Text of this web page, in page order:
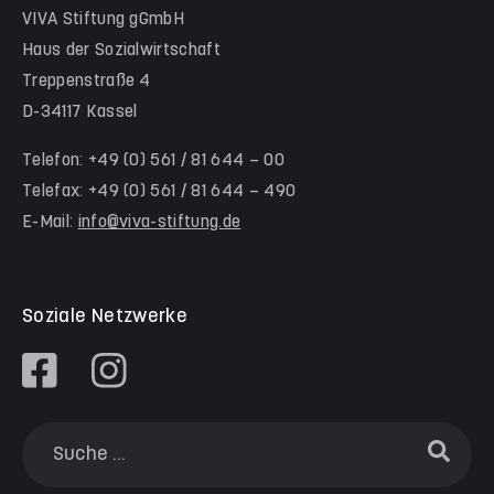
Team Werra-Meißner-Kreis
Waldorfkindergarten Goetheanlage
Familienzentren
Familienzentrum Nordstadt
Familienzentrum Himmelsstürmer
Präventionsangebote an Kitas und Schulen
VIVA Stiftung gGmbH
Haus der Sozialwirtschaft
Treppenstraße 4
D-34117 Kassel
Telefon: +49 (0) 561 / 81 644 – 00
Telefax: +49 (0) 561 / 81 644 – 490
E-Mail: info@viva-stiftung.de
Soziale Netzwerke